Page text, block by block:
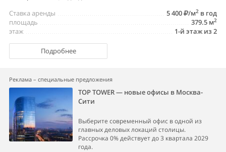
5 400
/м2 в год
Ставка аренды
379.5 м2
площадь
1-й этаж из 2
этаж
Подробнее
Реклама – специальные предложения
TOP TOWER — новые офисы в Москва-
Сити
Выберите современный офис в одной из
главных деловых локаций столицы.
Рассрочка 0% действует до 3 квартала 2029
года.